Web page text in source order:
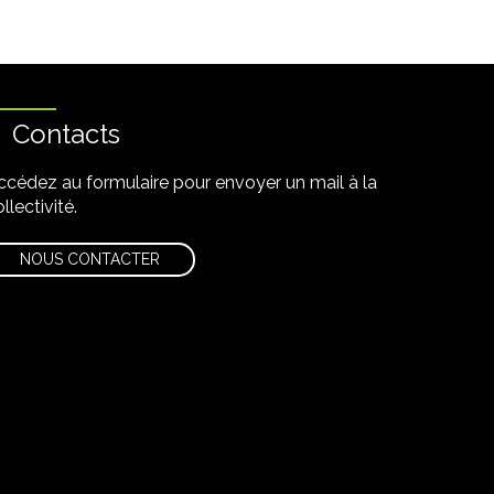
Contacts
au formulaire pour envoyer un mail à la
NOUS CONTACTER